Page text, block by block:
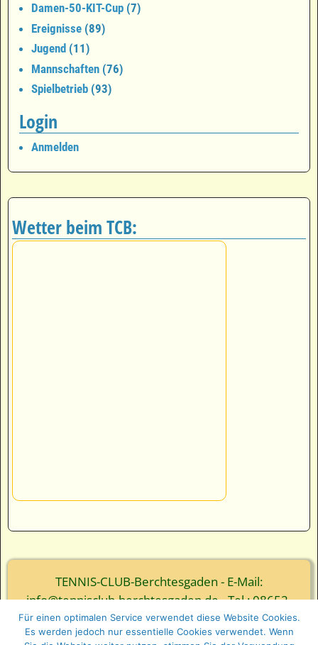
Damen-50-KIT-Cup (7)
Ereignisse (89)
Jugend (11)
Mannschaften (76)
Spielbetrieb (93)
Login
Anmelden
Wetter beim TCB:
TENNIS-CLUB-Berchtesgaden - E-Mail:
info@tennisclub-berchtesgaden.de - Tel.: 08652-
3839
© Webgestaltung - Ernst Wurm und Florian Wurm
Für einen optimalen Service verwendet diese Website Cookies.
Es werden jedoch nur essentielle Cookies verwendet. Wenn